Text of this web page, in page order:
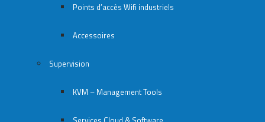
Points d’accès Wifi industriels
Accessoires
Supervision
KVM – Management Tools